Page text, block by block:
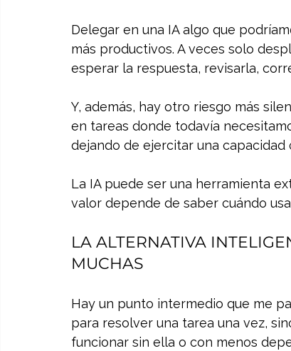
Delegar en una IA algo que
más productivos. A veces solo
esperar la respuesta, revisarla,
Y, además, hay otro riesgo más
en tareas donde todavía
dejando de ejercitar una capacidad
La IA puede ser una herramienta
valor depende de saber cuándo
LA ALTERNATIVA
MUCHAS
Hay un punto intermedio que me
para resolver una tarea una vez,
funcionar sin ella o con menos